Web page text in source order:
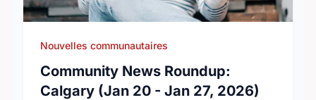
Nouvelles communautaires
Community News Roundup:
Calgary (Jan 20 - Jan 27, 2026)